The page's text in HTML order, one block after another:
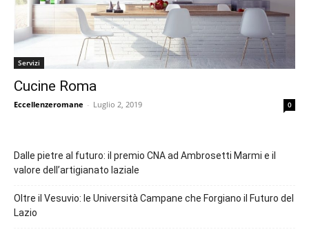
Servizi
Cucine Roma
Eccellenzeromane - Luglio 2, 2019 0
Dalle pietre al futuro: il premio CNA ad Ambrosetti Marmi e il
valore dell’artigianato laziale
Oltre il Vesuvio: le Università Campane che Forgiano il Futuro del
Lazio